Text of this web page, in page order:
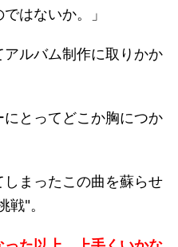
はないか。」
ルバム制作に取りかか
とってどこか胸につか
まったこの曲を蘇らせ
戦"。